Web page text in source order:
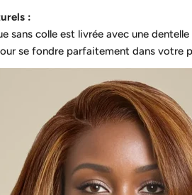
:
sans colle est livrée avec une
se fondre parfaitement dans votre